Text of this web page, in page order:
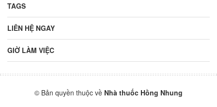
TAGS
LIÊN HỆ NGAY
GIỜ LÀM VIỆC
© Bản quyền thuộc về Nhà thuốc Hồng Nhung